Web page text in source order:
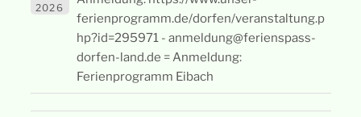
2026
ferienprogramm.de/dorfen/veranstaltung.p
hp?id=295971 - anmeldung@ferienspass-
dorfen-land.de = Anmeldung:
Ferienprogramm Eibach